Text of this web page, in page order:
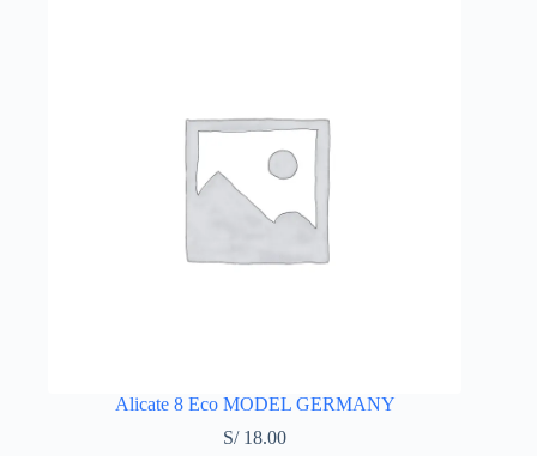
Alicate 8 Eco MODEL GERMANY
S/18.00